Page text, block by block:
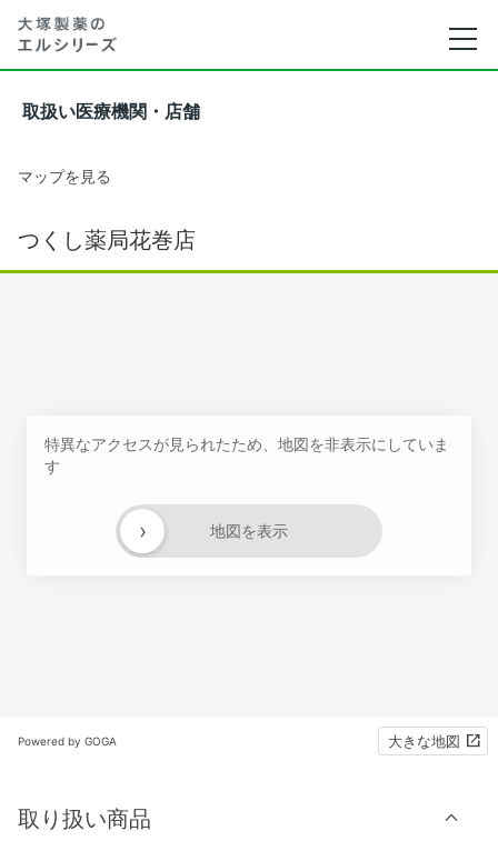
取扱い医療機関・店舗
マップを見る
つくし薬局花巻店
特異なアクセスが見られたため、地図を非表示にしていま
す
地図を表示
›
Powered by GOGA 大きな地図
取り扱い商品